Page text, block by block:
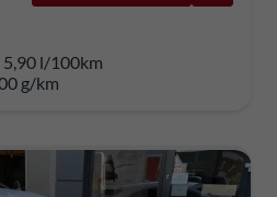
5,90 l/100km
g/km